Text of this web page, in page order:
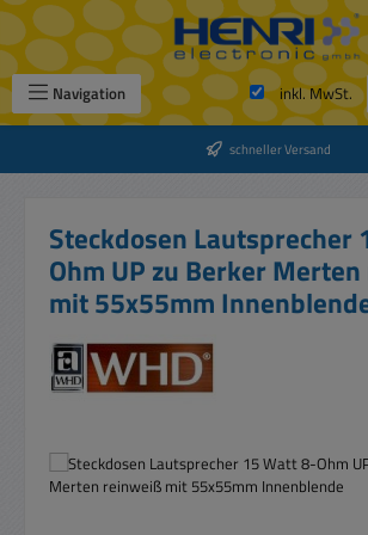
Zum Hauptinhalt springen
Navigation inkl. MwSt.
schneller Versand
Steckdosen Lautsprecher
Ohm UP zu Berker
mit 55x55mm
Bildergalerie überspringen